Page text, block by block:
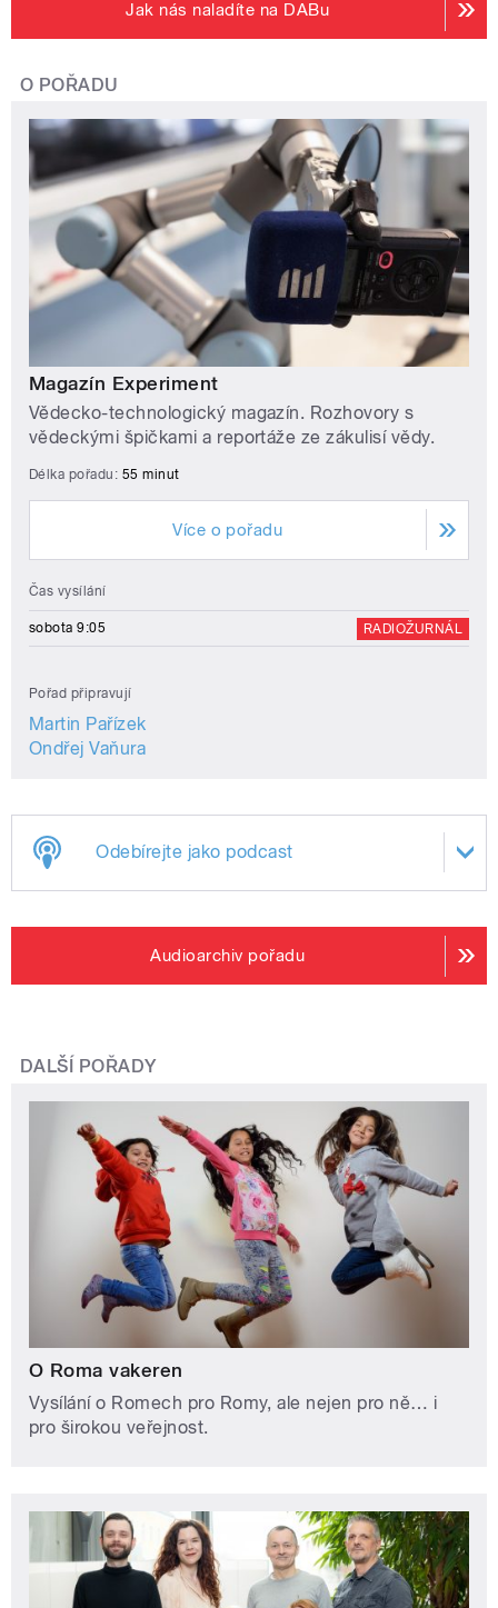
Jak nás naladíte na DABu
O POŘADU
Magazín Experiment
Vědecko-technologický magazín. Rozhovory s
vědeckými špičkami a reportáže ze zákulisí vědy.
Délka pořadu: 55 minut
Více o pořadu
Čas vysílání
sobota 9:05 RADIOŽURNÁL
Pořad připravují
Martin Pařízek
Ondřej Vaňura
Odebírejte jako podcast
Audioarchiv pořadu
DALŠÍ POŘADY
O Roma vakeren
Vysílání o Romech pro Romy, ale nejen pro ně… i
pro širokou veřejnost.